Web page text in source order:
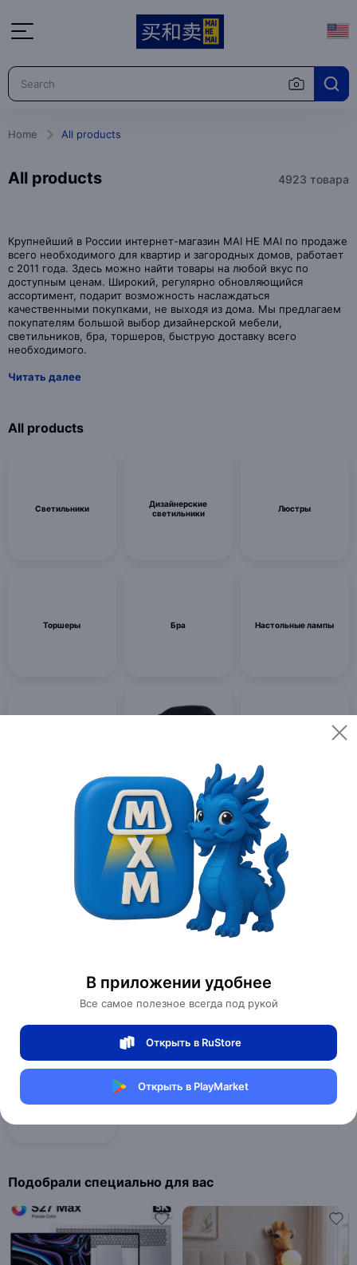
В приложении удобнее
Все самое полезное всегда под рукой
Открыть в RuStore
Открыть в PlayMarket
Home All products
All products 4923 товара
Крупнейший в России интернет-магазин MAI HE MAI по продаже
всего необходимого для квартир и загородных домов, работает
с 2011 года. Здесь можно найти товары на любой вкус по
доступным ценам. Широкий, регулярно обновляющийся
ассортимент, подарит возможность наслаждаться
качественными покупками, не выходя из дома. Мы предлагаем
покупателям большой выбор дизайнерской мебели,
светильников, бра, торшеров, быструю доставку всего
Читать далее
All products
Светильники
Дизайнерские
светильники
Люстры
Торшеры Бра Настольные лампы
家庭用品
家用电器 Товары для красоты
数码电子产品
Подобрали специально для вас